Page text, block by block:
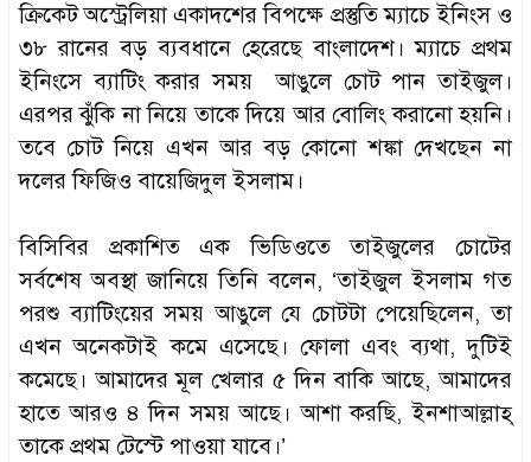
ক্রিকেট অস্ট্রেলিয়া একাদশের বিপক্ষে প্রস্তুতি ম্যাচে ইনিংস ও
৩৮ রানের বড় ব্যবধানে হেরেছে বাংলাদেশ। ম্যাচে প্রথম
ইনিংসে ব্যাটিং করার সময় আঙুলে চোট পান তাইজুল।
এরপর ঝুঁকি না নিয়ে তাকে দিয়ে আর বোলিং করানো হয়নি।
তবে চোট নিয়ে এখন আর বড় কোনো শঙ্কা দেখছেন না
দলের ফিজিও বায়েজিদুল ইসলাম।
বিসিবির প্রকাশিত এক ভিডিওতে তাইজুলের চোটের
সর্বশেষ অবস্থা জানিয়ে তিনি বলেন, ‘তাইজুল ইসলাম গত
পরশু ব্যাটিংয়ের সময় আঙুলে যে চোটটা পেয়েছিলেন, তা
এখন অনেকটাই কমে এসেছে। ফোলা এবং ব্যথা, দুটিই
কমেছে। আমাদের মূল খেলার ৫ দিন বাকি আছে, আমাদের
হাতে আরও ৪ দিন সময় আছে। আশা করছি, ইনশাআল্লাহ্‌
তাকে প্রথম টেস্টে পাওয়া যাবে।’